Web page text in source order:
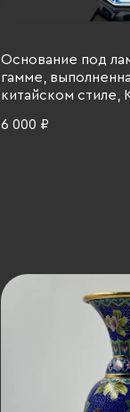
Основание под
гамме,
китайском стиле,
6 000 ₽